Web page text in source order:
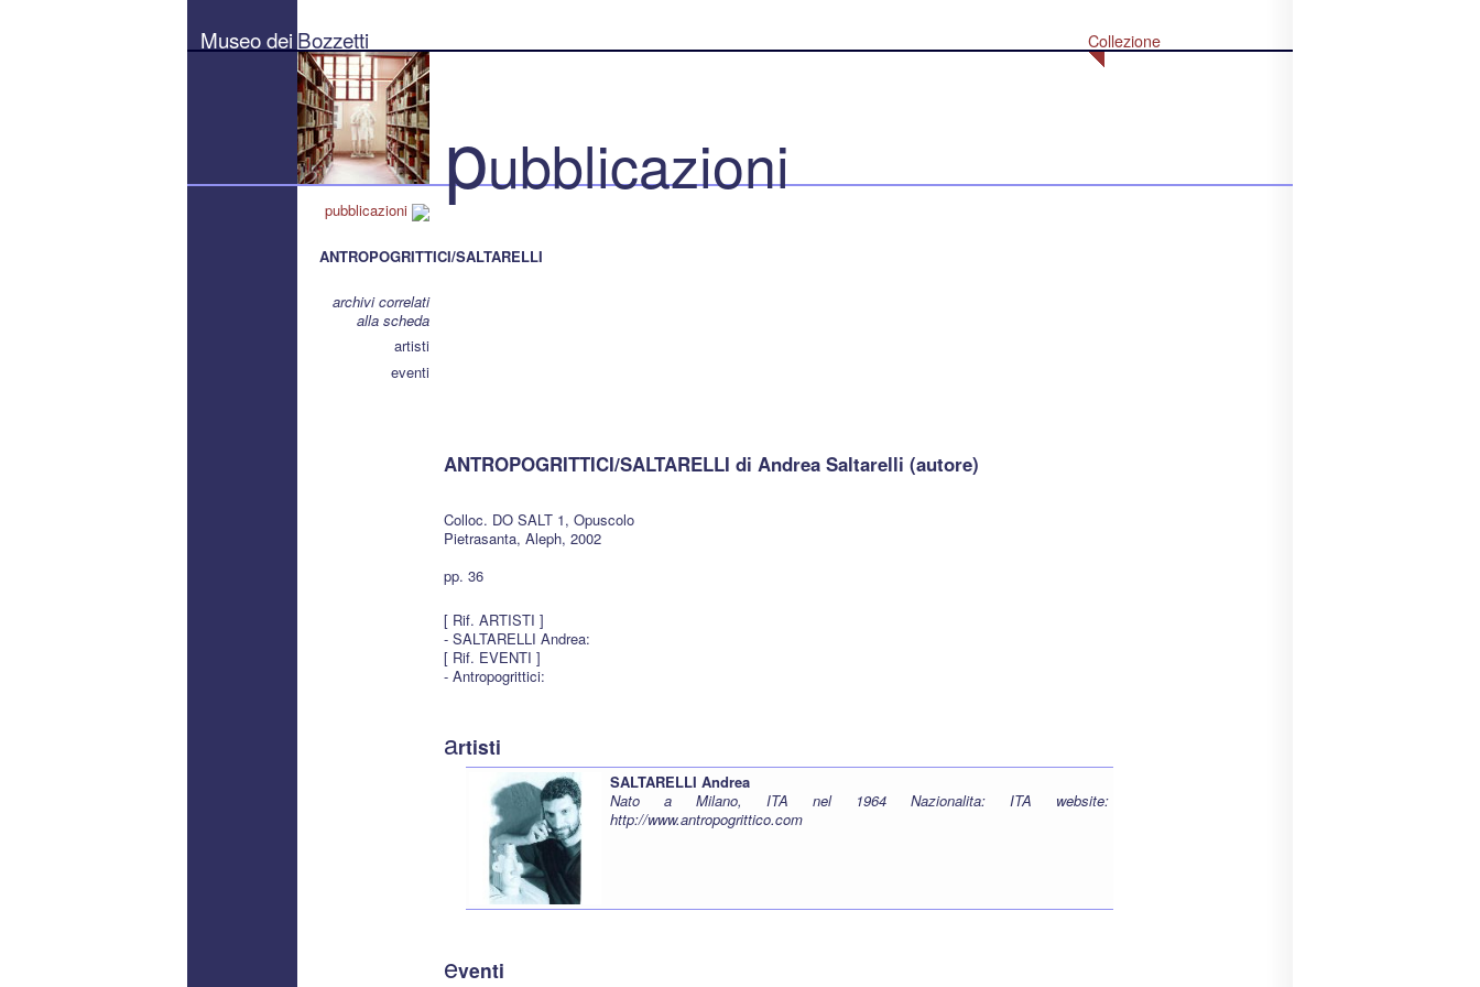
Museo dei Bozzetti
pubblicazioni
ANTROPOGRITTICI/SALTARELLI
archivi correlati
alla scheda
artisti
eventi
Collezione
pubblicazioni
ANTROPOGRITTICI/SALTARELLI di Andrea Saltarelli (autore)
Colloc. DO SALT 1, Opuscolo
Pietrasanta, Aleph, 2002
pp. 36
[ Rif. ARTISTI ]
- SALTARELLI Andrea:
[ Rif. EVENTI ]
- Antropogrittici:
artisti
SALTARELLI Andrea
Nato a Milano, ITA nel 1964 Nazionalita: ITA website:
http://www.antropogrittico.com
eventi